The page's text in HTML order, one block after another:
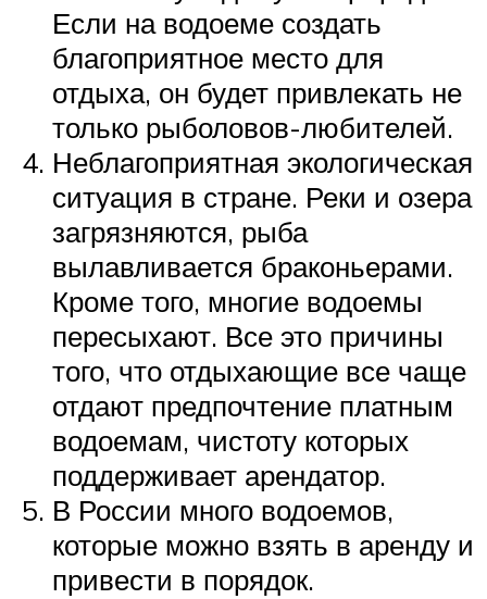
Если на водоеме создать
благоприятное место для
отдыха, он будет привлекать не
только рыболовов-любителей.
Неблагоприятная экологическая
ситуация в стране. Реки и озера
загрязняются, рыба
вылавливается браконьерами.
Кроме того, многие водоемы
пересыхают. Все это причины
того, что отдыхающие все чаще
отдают предпочтение платным
водоемам, чистоту которых
поддерживает арендатор.
В России много водоемов,
которые можно взять в аренду и
привести в порядок.